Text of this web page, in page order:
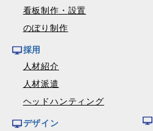
看板制作・設置
のぼり制作
採用
人材紹介
人材派遣
ヘッドハンティング
デザイン